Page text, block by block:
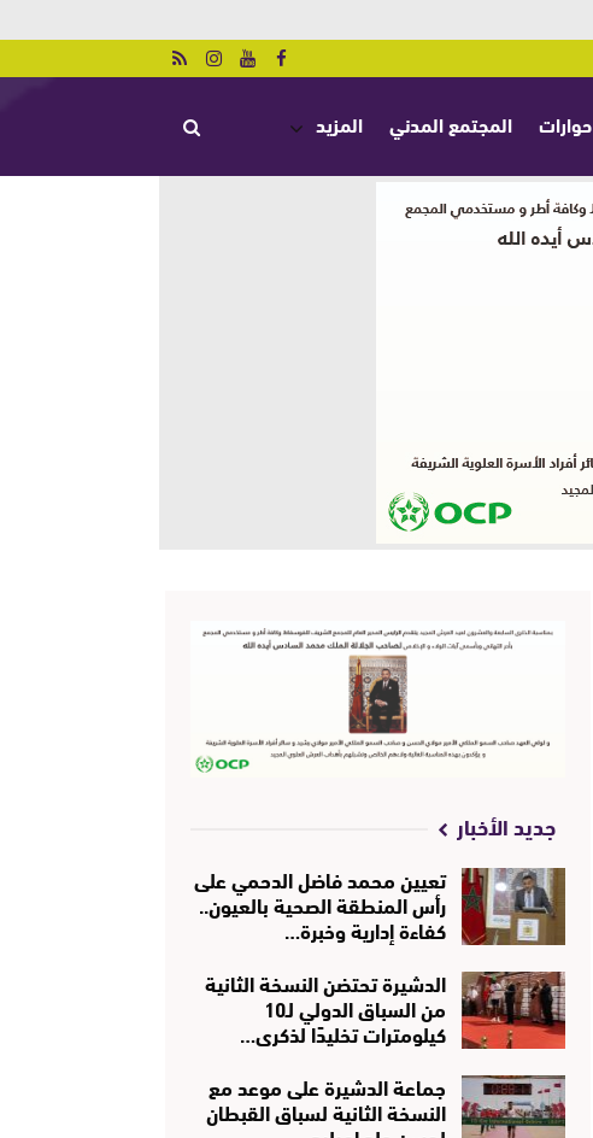
حوارات المجتمع المدني المزيد
جديد الأخبار
تعيين محمد فاضل الدحمي على
رأس المنطقة الصحية بالعيون..
كفاءة إدارية وخبرة…
الدشيرة تحتضن النسخة الثانية
من السباق الدولي لـ10
كيلومترات تخليدًا لذكرى…
جماعة الدشيرة على موعد مع
النسخة الثانية لسباق القبطان